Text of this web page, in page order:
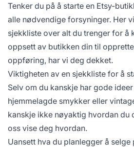
Tenker du på å starte en Etsy-
alle nødvendige forsyninger. Her
sjekkliste over alt du trenger for å
oppsett av butikken din til
oppføring, har vi deg dekket.
Viktigheten av en sjekkliste for å
Selv om du kanskje har gode
hjemmelagde smykker eller
kanskje ikke nøyaktig hvordan du
oss vise deg hvordan.
Uansett hva du planlegger å selge